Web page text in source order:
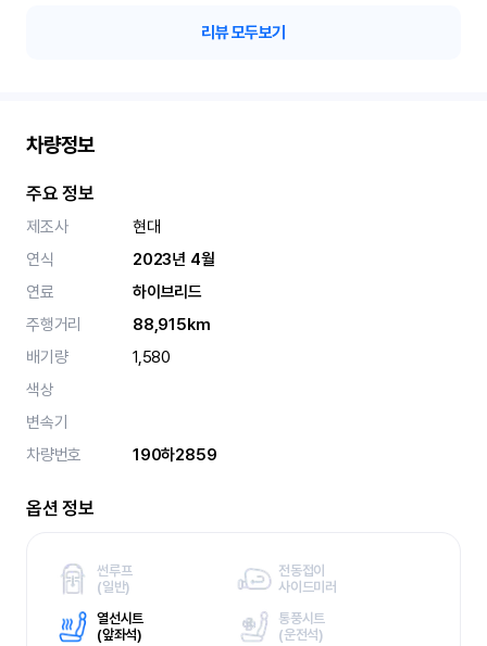
리뷰 모두보기
차량정보
주요 정보
제조사
현대
연식
2023년 4월
연료
하이브리드
주행거리
88,915km
배기량
1,580
색상
변속기
차량번호
190하2859
옵션 정보
썬루프
(일반)
전동접이
사이드미러
열선시트
(앞좌석)
통풍시트
(운전석)